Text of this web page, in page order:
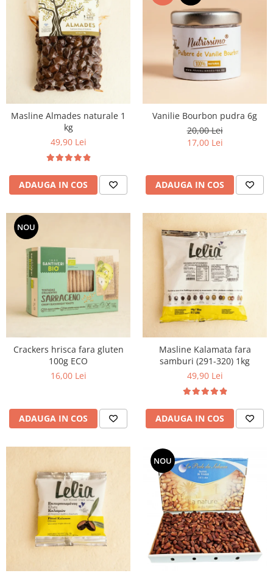
Masline Almades naturale 1
kg
49,90 Lei
ADAUGA IN COS
Vanilie Bourbon pudra 6g
20,00 Lei
17,00 Lei
ADAUGA IN COS
NOU
Crackers hrisca fara gluten
100g ECO
16,00 Lei
ADAUGA IN COS
Masline Kalamata fara
samburi (291-320) 1kg
49,90 Lei
ADAUGA IN COS
NOU